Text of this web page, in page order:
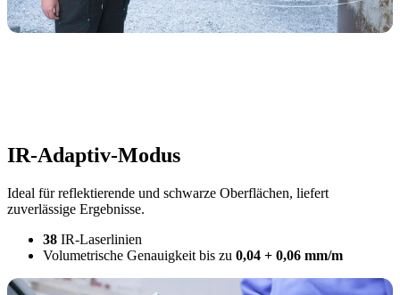
IR-Adaptiv-Modus
Ideal für reflektierende und schwarze Oberflächen, liefert
zuverlässige Ergebnisse.
38 IR-Laserlinien
Volumetrische Genauigkeit bis zu 0,04 + 0,06 mm/m